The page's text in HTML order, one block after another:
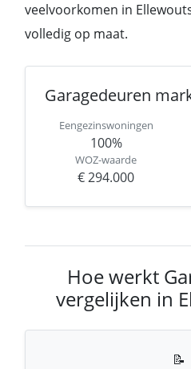
veelvoorkomen in
volledig op maat.
Garagedeuren
Eengezinswoningen
100%
WOZ-waarde
€ 294.000
Hoe werkt
vergelijken in
📝